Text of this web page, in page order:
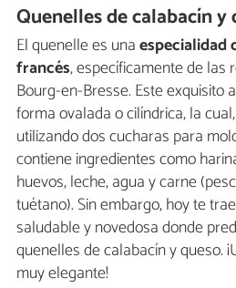
Quenelles de calabacín y
El quenelle es unaespecialidad
francés, específicamente de las
Bourg-en-Bresse. Este exquisito
forma ovalada o cilíndrica, la
utilizando dos cucharas para
contiene ingredientes como
huevos, leche, agua y carne
tuétano). Sin embargo, hoy te
saludable y novedosa donde
quenelles de calabacín y queso.
muy elegante!